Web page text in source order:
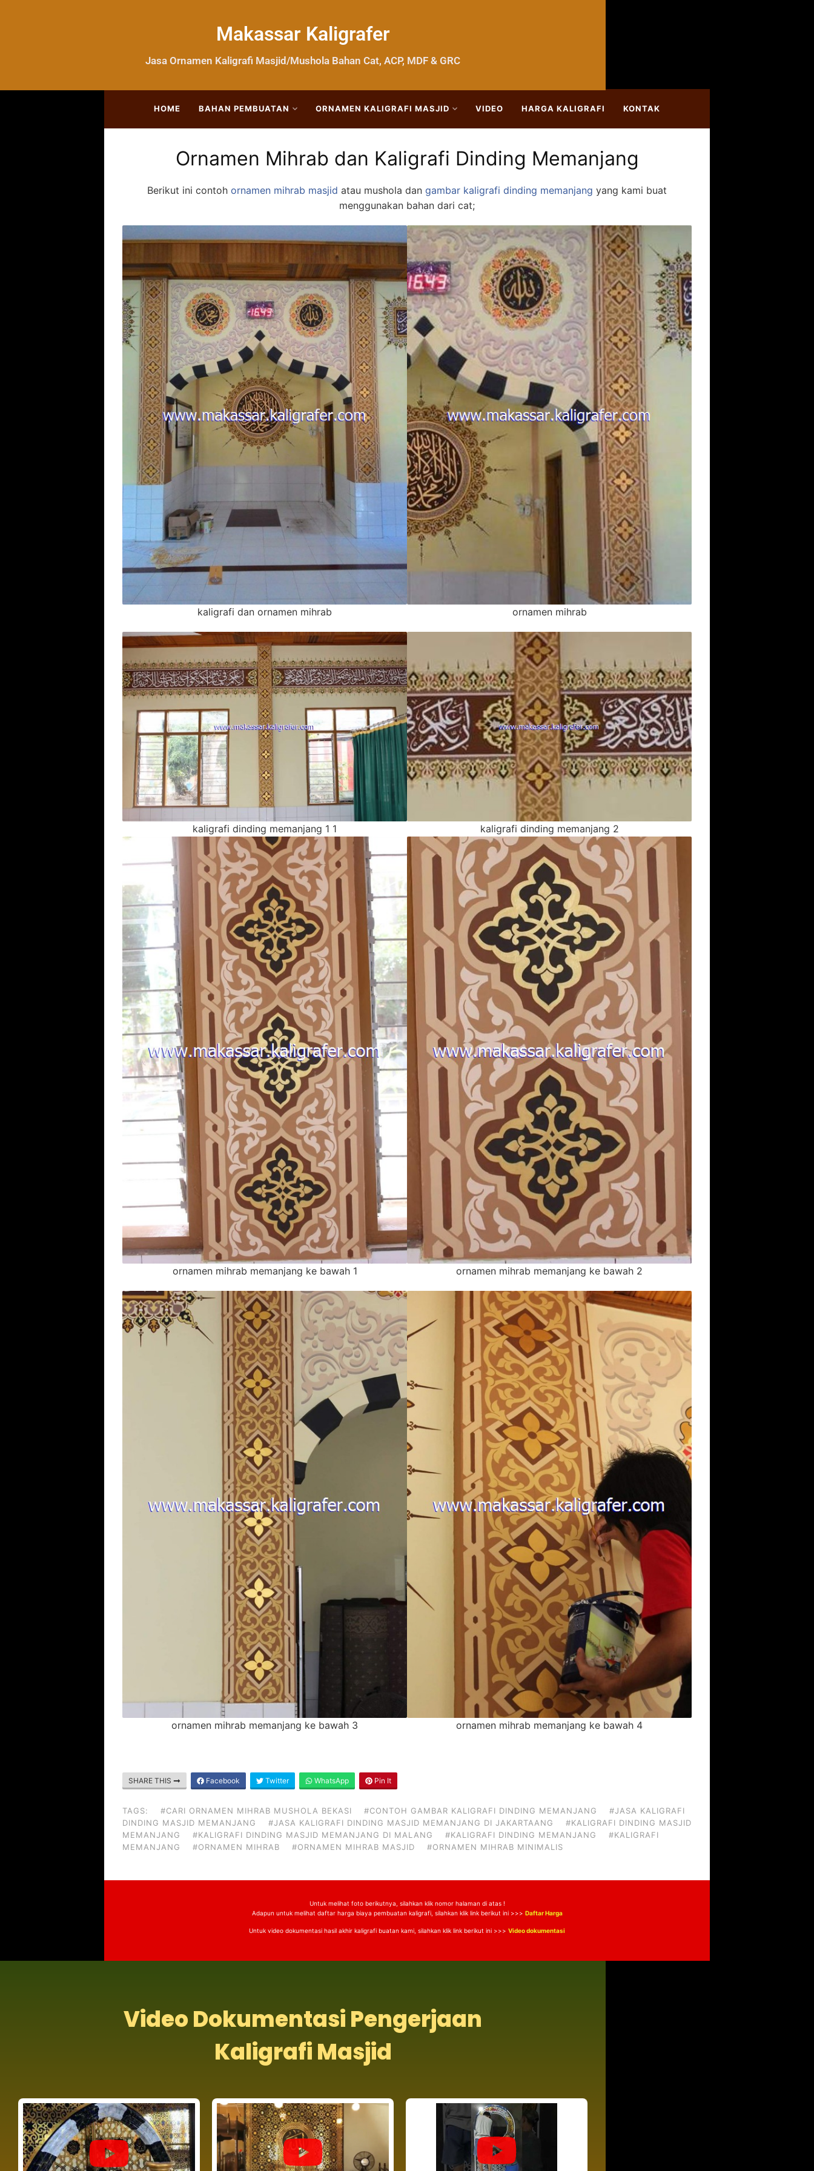
Makassar Kaligrafer
Jasa Ornamen Kaligrafi Masjid/Mushola Bahan Cat, ACP, MDF & GRC
HOME BAHAN PEMBUATAN ORNAMEN KALIGRAFI MASJID VIDEO HARGA KALIGRAFI KONTAK
Ornamen Mihrab dan Kaligrafi Dinding Memanjang
Berikut ini contoh ornamen mihrab masjid atau mushola dan gambar kaligrafi dinding memanjang yang kami buat
menggunakan bahan dari cat;
kaligrafi dan ornamen mihrab ornamen mihrab
kaligrafi dinding memanjang 1 1 kaligrafi dinding memanjang 2
ornamen mihrab memanjang ke bawah 1 ornamen mihrab memanjang ke bawah 2
ornamen mihrab memanjang ke bawah 3 ornamen mihrab memanjang ke bawah 4
SHARE THIS Facebook Twitter WhatsApp Pin It
TAGS: #CARI ORNAMEN MIHRAB MUSHOLA BEKASI #CONTOH GAMBAR KALIGRAFI DINDING MEMANJANG
#JASA KALIGRAFI
DINDING MASJID MEMANJANG
#JASA KALIGRAFI DINDING MASJID MEMANJANG DI JAKARTAANG
#KALIGRAFI DINDING MASJID
MEMANJANG
#KALIGRAFI DINDING MASJID MEMANJANG DI MALANG #KALIGRAFI DINDING MEMANJANG
#KALIGRAFI
MEMANJANG
#ORNAMEN MIHRAB #ORNAMEN MIHRAB MASJID #ORNAMEN MIHRAB MINIMALIS
Untuk melihat foto berikutnya, silahkan klik nomor halaman di atas !
Adapun untuk melihat daftar harga biaya pembuatan kaligrafi, silahkan klik link berikut ini >>> Daftar Harga
Untuk video dokumentasi hasil akhir kaligrafi buatan kami, silahkan klik link berikut ini >>> Video dokumentasi
Video Dokumentasi Pengerjaan
Kaligrafi Masjid